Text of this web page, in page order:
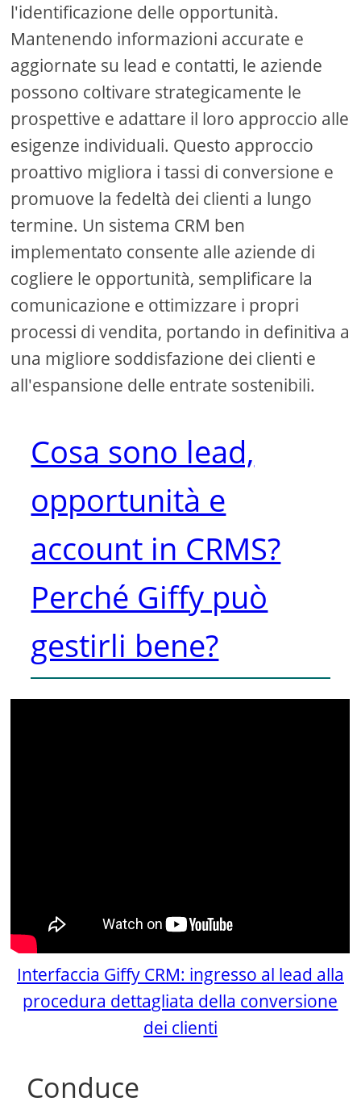
l'identificazione delle opportunità.
Mantenendo informazioni accurate e
aggiornate su lead e contatti, le aziende
possono coltivare strategicamente le
prospettive e adattare il loro approccio alle
esigenze individuali. Questo approccio
proattivo migliora i tassi di conversione e
promuove la fedeltà dei clienti a lungo
termine. Un sistema CRM ben
implementato consente alle aziende di
cogliere le opportunità, semplificare la
comunicazione e ottimizzare i propri
processi di vendita, portando in definitiva a
una migliore soddisfazione dei clienti e
all'espansione delle entrate sostenibili.
Cosa sono lead,
opportunità e
account in CRMS?
Perché Giffy può
gestirli bene?
Interfaccia Giffy CRM: ingresso al lead alla
procedura dettagliata della conversione
dei clienti
Conduce